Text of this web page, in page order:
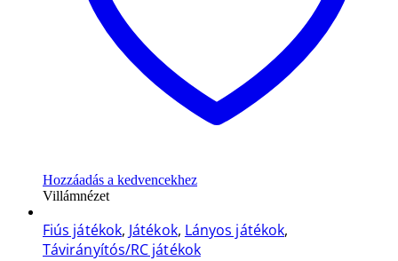
Hozzáadás a kedvencekhez
Villámnézet
Fiús játékok, Játékok, Lányos játékok,
Távirányítós/RC játékok